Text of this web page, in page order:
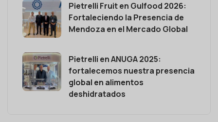
Pietrelli Fruit en Gulfood 2026:
Fortaleciendo la Presencia de
Mendoza en el Mercado Global
Pietrelli en ANUGA 2025:
fortalecemos nuestra presencia
global en alimentos
deshidratados